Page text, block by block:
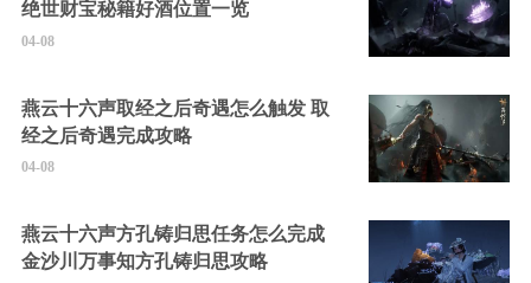
绝世财宝秘籍好酒位置一览
04-08
燕云十六声取经之后奇遇怎么触发 取
经之后奇遇完成攻略
04-08
燕云十六声方孔铸归思任务怎么完成
金沙川万事知方孔铸归思攻略